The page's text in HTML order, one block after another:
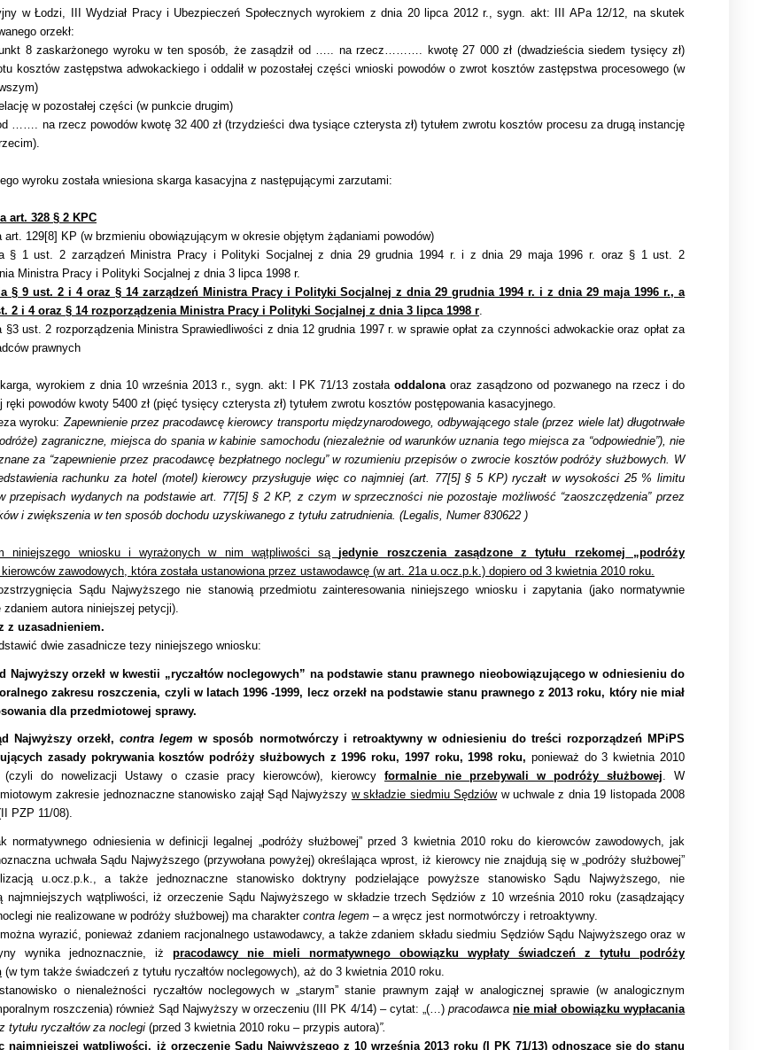
w Łodzi, III Wydział Pracy i Ubezpieczeń Społecznych wyrokiem z dnia 20 lipca 2012 r., sygn. akt: III APa 12/12, na skutek
orzekł:
8 zaskarżonego wyroku w ten sposób, że zasądził od ….. na rzecz………. kwotę 27 000 zł (dwadzieścia siedem tysięcy zł)
kosztów zastępstwa adwokackiego i oddalił w pozostałej części wnioski powodów o zwrot kosztów zastępstwa procesowego (w
w pozostałej części (w punkcie drugim)
……. na rzecz powodów kwotę 32 400 zł (trzydzieści dwa tysiące czterysta zł) tytułem zwrotu kosztów procesu za drugą instancję
wyroku została wniesiona skarga kasacyjna z następującymi zarzutami:
art. 328 § 2 KPC
art. 129[8] KP (w brzmieniu obowiązującym w okresie objętym żądaniami powodów)
§ 1 ust. 2 zarządzeń Ministra Pracy i Polityki Socjalnej z dnia 29 grudnia 1994 r. i z dnia 29 maja 1996 r. oraz § 1 ust. 2
Ministra Pracy i Polityki Socjalnej z dnia 3 lipca 1998 r.
§ 9 ust. 2 i 4 oraz § 14 zarządzeń Ministra Pracy i Polityki Socjalnej z dnia 29 grudnia 1994 r. i z dnia 29 maja 1996 r., a
2 i 4 oraz § 14 rozporządzenia Ministra Pracy i Polityki Socjalnej z dnia 3 lipca 1998 r.
§3 ust. 2 rozporządzenia Ministra Sprawiedliwości z dnia 12 grudnia 1997 r. w sprawie opłat za czynności adwokackie oraz opłat za
prawnych
wyrokiem z dnia 10 września 2013 r., sygn. akt: I PK 71/13 zostałaoddalonaoraz zasądzono od pozwanego na rzecz i do
ręki powodów kwoty 5400 zł (pięć tysięcy czterysta zł) tytułem zwrotu kosztów postępowania kasacyjnego.
wyroku:Zapewnienie przez pracodawcę kierowcy transportu międzynarodowego, odbywającego stale (przez wiele lat) długotrwałe
zagraniczne, miejsca do spania w kabinie samochodu (niezależnie od warunków uznania tego miejsca za “odpowiednie”), nie
za “zapewnienie przez pracodawcę bezpłatnego noclegu” w rozumieniu przepisów o zwrocie kosztów podróży służbowych. W
rachunku za hotel (motel) kierowcy przysługuje więc co najmniej (art. 77[5] § 5 KP) ryczałt w wysokości 25 % limitu
przepisach wydanych na podstawie art. 77[5] § 2 KP, z czym w sprzeczności nie pozostaje możliwość “zaoszczędzenia” przez
i zwiększenia w ten sposób dochodu uzyskiwanego z tytułu zatrudnienia. (Legalis, Numer 830622 )
niniejszego wniosku i wyrażonych w nim wątpliwości są jedynie roszczenia zasądzone z tytułu rzekomej „podróży
kierowców zawodowych, która została ustanowiona przez ustawodawcę (w art. 21a u.ocz.p.k.) dopiero od 3 kwietnia 2010 roku.
Sądu Najwyższego nie stanowią przedmiotu zainteresowania niniejszego wniosku i zapytania (jako normatywnie
zdaniem autora niniejszej petycji).
z uzasadnieniem.
dwie zasadnicze tezy niniejszego wniosku:
Najwyższy orzekł w kwestii „ryczałtów noclegowych” na podstawie stanu prawnego nieobowiązującego w odniesieniu do
zakresu roszczenia, czyli w latach 1996 -1999, lecz orzekł na podstawie stanu prawnego z 2013 roku, który nie miał
dla przedmiotowej sprawy.
Najwyższy orzekł, contra legem w sposób normotwórczy i retroaktywny w odniesieniu do treści rozporządzeń MPiPS
zasady pokrywania kosztów podróży służbowych z 1996 roku, 1997 roku, 1998 roku, ponieważ do 3 kwietnia 2010
(czyli do nowelizacji Ustawy o czasie pracy kierowców), kierowcy formalnie nie przebywali w podróży służbowej. W
zakresie jednoznaczne stanowisko zajął Sąd Najwyższy w składzie siedmiu Sędzióww uchwale z dnia 19 listopada 2008
PZP 11/08).
normatywnego odniesienia w definicji legalnej „podróży służbowej” przed 3 kwietnia 2010 roku do kierowców zawodowych, jak
uchwała Sądu Najwyższego (przywołana powyżej) określająca wprost, iż kierowcy nie znajdują się w „podróży służbowej”
u.ocz.p.k., a także jednoznaczne stanowisko doktryny podzielające powyższe stanowisko Sądu Najwyższego, nie
najmniejszych wątpliwości, iż orzeczenie Sądu Najwyższego w składzie trzech Sędziów z 10 września 2010 roku (zasądzający
nie realizowane w podróży służbowej) ma charakter contra legem – a wręcz jest normotwórczy i retroaktywny.
wyrazić, ponieważ zdaniem racjonalnego ustawodawcy, a także zdaniem składu siedmiu Sędziów Sądu Najwyższego oraz w
wynika jednoznacznie, iż pracodawcy nie mieli normatywnego obowiązku wypłaty świadczeń z tytułu podróży
(w tym także świadczeń z tytułu ryczałtów noclegowych), aż do 3 kwietnia 2010 roku.
o nienależności ryczałtów noclegowych w „starym” stanie prawnym zajął w analogicznej sprawie (w analogicznym
roszczenia) również Sąd Najwyższy w orzeczeniu (III PK 4/14) – cytat: „(…)pracodawca nie miał obowiązku wypłacania
z tytułu ryczałtów za noclegi (przed 3 kwietnia 2010 roku – przypis autora)”.
najmniejszej wątpliwości, iż orzeczenie Sądu Najwyższego z 10 września 2013 roku (I PK 71/13) odnoszące się do stanu